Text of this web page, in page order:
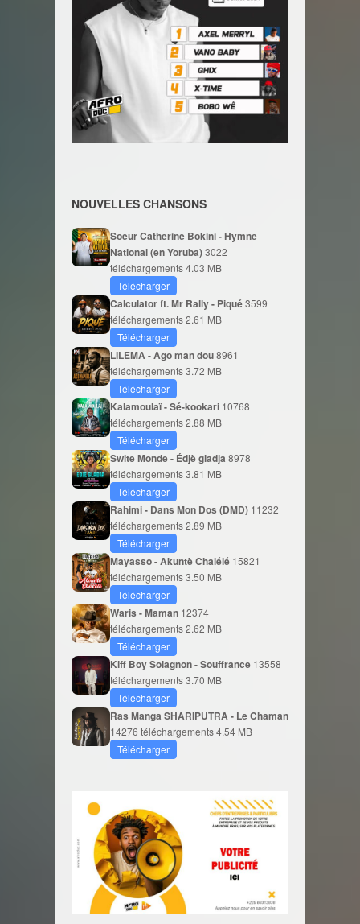
NOUVELLES CHANSONS
Soeur Catherine Bokini - Hymne
National (en Yoruba)3022
téléchargements4.03 MB
Télécharger
Calculator ft. Mr Rally - Piqué3599
téléchargements2.61 MB
Télécharger
LILEMA - Ago man dou8961
téléchargements3.72 MB
Télécharger
Kalamoulaï - Sé-kookari 10768
téléchargements2.88 MB
Télécharger
Swite Monde - Édjè gladja 8978
téléchargements3.81 MB
Télécharger
Rahimi - Dans Mon Dos (DMD) 11232
téléchargements2.89 MB
Télécharger
Mayasso - Akuntè Chalélé 15821
téléchargements3.50 MB
Télécharger
Waris - Maman 12374
téléchargements2.62 MB
Télécharger
Kiff Boy Solagnon - Souffrance 13558
téléchargements3.70 MB
Télécharger
Ras Manga SHARIPUTRA - Le Chaman
14276 téléchargements4.54 MB
Télécharger